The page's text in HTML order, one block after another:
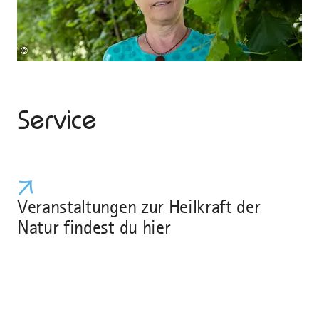
©
Service
Veranstaltungen zur Heilkraft der
Natur findest du hier